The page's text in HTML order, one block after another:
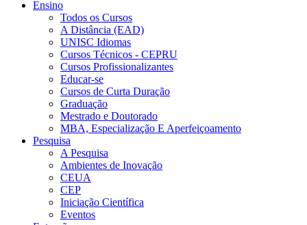
Ensino
Todos os Cursos
A Distância (EAD)
UNISC Idiomas
Cursos Técnicos - CEPRU
Cursos Profissionalizantes
Educar-se
Cursos de Curta Duração
Graduação
Mestrado e Doutorado
MBA, Especialização E Aperfeiçoamento
Pesquisa
A Pesquisa
Ambientes de Inovação
CEUA
CEP
Iniciação Científica
Eventos